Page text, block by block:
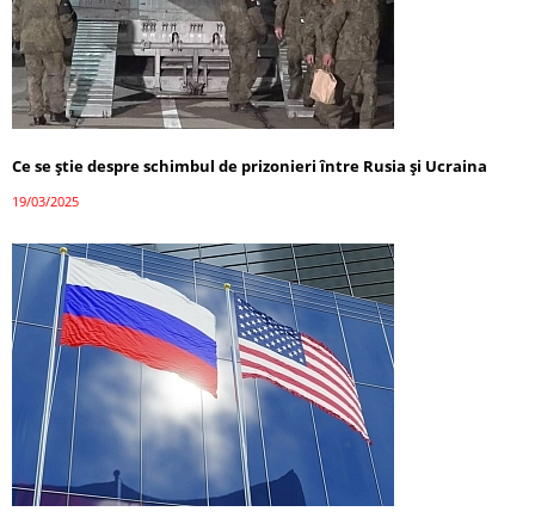
Ce se știe despre schimbul de prizonieri între Rusia și Ucraina
19/03/2025